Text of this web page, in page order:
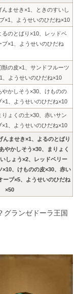
ませき×1、ときのすいし
×1、ようせいのひだね×10
るのとばり×10、レッドベ
ブ×1、ようせいのひだね
獣の皮×1、サンドフルーツ
、ようせいのひだね×10
やかしそう×30、けものの
×1、ようせいのひだね×10
りょくの土×30、赤いサン
×1、ようせいのひだね×10
んませき×1、よるのとばり
やかしそう×30、まりょく
しょう×2、レッドベリー
×10、けものの皮×30、赤い
ーブ×5、ようせいのひだね
×50
ランゼドーラ王国